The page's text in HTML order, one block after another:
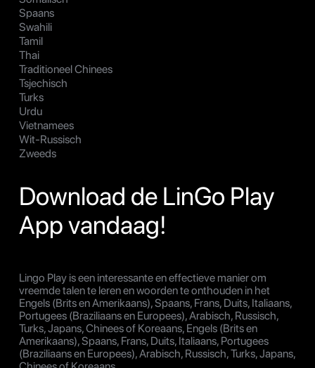
Spaans
Swahili
Tamil
Thai
Traditioneel Chinees
Tsjechisch
Turks
Urdu
Vietnamees
Wit-Russisch
Zweeds
Download de LinGo Play
App vandaag!
Lingo Play is een interessante en effectieve manier om
vreemde talen te leren en woorden te onthouden in het
Engels (Brits en Amerikaans), Spaans, Frans, Duits, Italiaans,
Portugees (Braziliaans en Europees), Arabisch, Russisch,
Turks, Japans, Chinees of Koreaans, Engels (Brits en
Amerikaans), Spaans, Frans, Duits, Italiaans, Portugees
(Braziliaans en Europees), Arabisch, Russisch, Turks, Japans,